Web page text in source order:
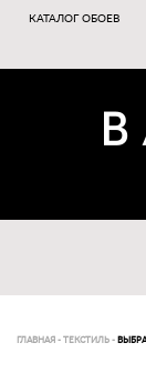
КАТАЛОГ ОБОЕВ
ГЛАВНАЯ - ТЕКСТИЛЬ -